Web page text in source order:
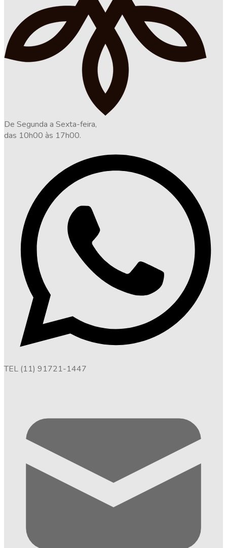
De Segunda a Sexta-feira,
das 10h00 às 17h00.
TEL (11) 91721-1447